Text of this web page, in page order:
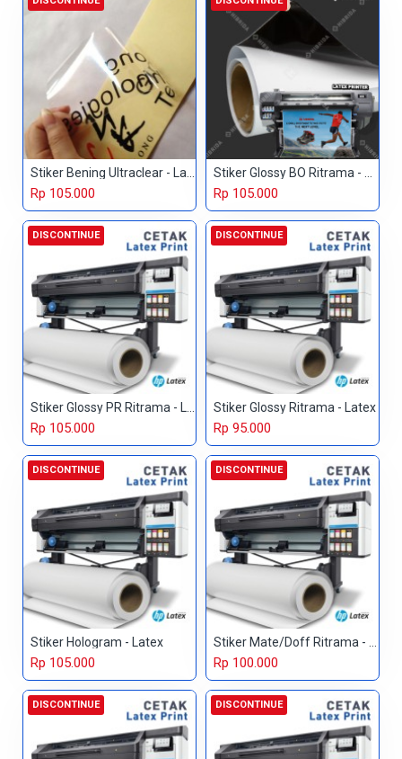
Stiker Bening Ultraclear - Latex
Rp 105.000
Stiker Glossy BO Ritrama - Latex
Rp 105.000
DISCONTINUE
Stiker Glossy PR Ritrama - Latex
Rp 105.000
DISCONTINUE
Stiker Glossy Ritrama - Latex
Rp 95.000
DISCONTINUE
Stiker Hologram - Latex
Rp 105.000
DISCONTINUE
Rp 100.000
DISCONTINUE DISCONTINUE